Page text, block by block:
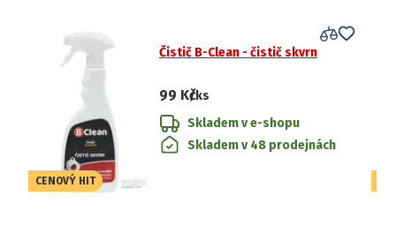
CENOVÝ HIT
Čistič B-Clean - čistič skvrn
99 Kč/ks
Skladem v e-shopu
Skladem v 48 prodejnách